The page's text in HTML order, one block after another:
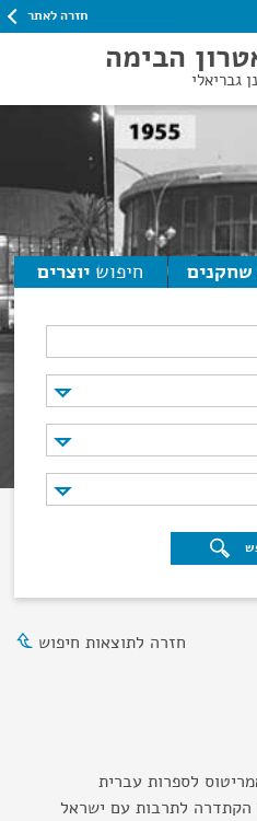
חזרה לאתר
הבימה
גבריאלי
שחקנים חיפוש יוצרים
חזרה לתוצאות חיפוש
לספרות עברית
הקתדרה לתרבות עם ישראל